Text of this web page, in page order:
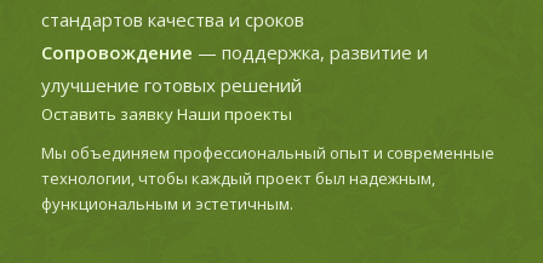
стандартов качества и сроков
Сопровождение — поддержка, развитие и
улучшение готовых решений
Оставить заявкуНаши проекты
Мы объединяем профессиональный опыт и современные
технологии, чтобы каждый проект был надежным,
функциональным и эстетичным.